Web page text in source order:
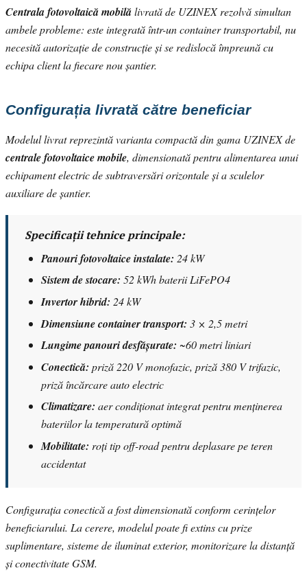
Centrala fotovoltaică mobilălivrată de UZINEX rezolvă simultan
ambele probleme: este integrată într-un container transportabil, nu
necesită autorizație de construcție și se redislocă împreună cu
echipa client la fiecare nou șantier.
Configurația livrată către beneficiar
Modelul livrat reprezintă varianta compactă din gama UZINEX de
centrale fotovoltaice mobile, dimensionată pentru alimentarea unui
echipament electric de subtraversări orizontale și a sculelor
auxiliare de șantier.
Specificații tehnice principale:
Panouri fotovoltaice instalate: 24 kW
Sistem de stocare: 52 kWh baterii LiFePO4
Invertor hibrid: 24 kW
Dimensiune container transport: 3 × 2,5 metri
Lungime panouri desfășurate: ~60 metri liniari
Conectică: priză 220 V monofazic, priză 380 V trifazic,
priză încărcare auto electric
Climatizare: aer condiționat integrat pentru menținerea
bateriilor la temperatură optimă
Mobilitate: roți tip off-road pentru deplasare pe teren
accidentat
Configurația conectică a fost dimensionată conform cerințelor
beneficiarului. La cerere, modelul poate fi extins cu prize
suplimentare, sisteme de iluminat exterior, monitorizare la distanță
și conectivitate GSM.